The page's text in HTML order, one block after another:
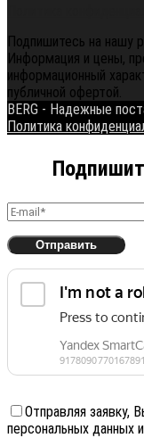
Подпишитесь на нашу
Информация и цены,
информационный
публичной офертой.
BERG - Надежные
Политика
Отправляя заявку,
персональных данных